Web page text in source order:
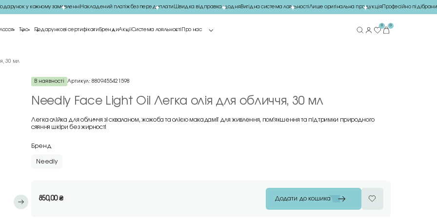
у кожному замовленніНакладений платіж без передоплатиШвидка відправка щодня Вигідна система лояльностіЛише оригінальна продукціяПрофесійно підібраний
Тіло Подарункові сертифікати БрендиАкціїСистема лояльності Про нас
0 0
30 мл
В наявності Артикул: 8809455421598
Needly Face Light Oil Легка олія для обличчя, 30 мл
Легка олійка для обличчя зі скваланом, жожоба та олією макадамії для живлення, помʼякшення та підтримки природного
сяяння шкіри без жирності
Бренд
Needly
850,00₴ Додати до кошика